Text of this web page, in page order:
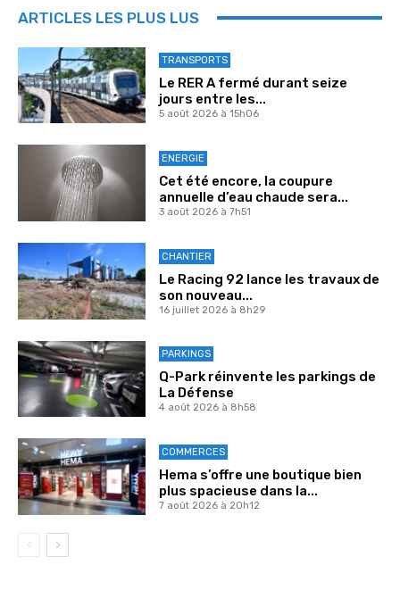
ARTICLES LES PLUS LUS
TRANSPORTS
Le RER A fermé durant seize
jours entre les...
5 août 2026 à 15h06
ENERGIE
Cet été encore, la coupure
annuelle d’eau chaude sera...
3 août 2026 à 7h51
CHANTIER
Le Racing 92 lance les travaux de
son nouveau...
16 juillet 2026 à 8h29
PARKINGS
Q-Park réinvente les parkings de
La Défense
4 août 2026 à 8h58
COMMERCES
Hema s’offre une boutique bien
plus spacieuse dans la...
7 août 2026 à 20h12